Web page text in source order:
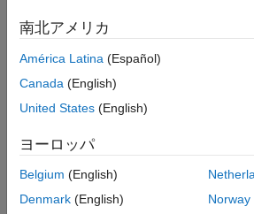
端子
ブロックの特性
アルゴリズム
バージョン履歴
参考
Sum ブロックの代替構成:
Add| Subtract|Sum of Elements
説明
Add、 Subtract
ックの代替構成です。このブロックは
入力、または行列入力を加算または減
要素を折りたたむことや、総和を実行
南北アメリカ
América Latina (Español)
Canada (English)
United States (English)
ヨーロッパ
Belgium (English)
Denmark (English)
Norway